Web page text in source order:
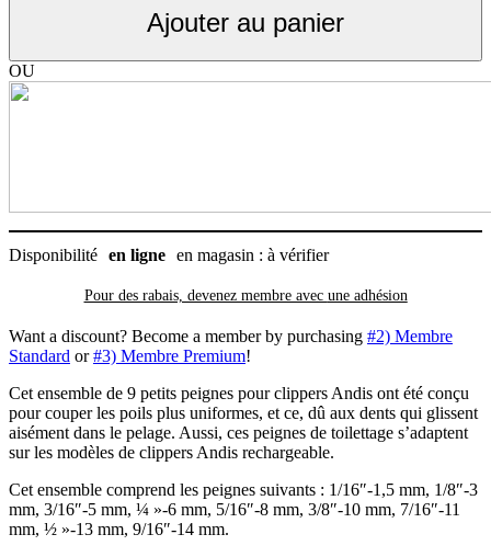
small
1.5
fil
ou
lame
Ajouter au panier
OU
Disponibilité en ligne en magasin : à vérifier
Pour des rabais, devenez membre avec une adhésion
Want a discount? Become a member by purchasing #2) Membre
Standard or#3) Membre Premium!
Cet ensemble de 9 petits peignes pour clippers Andis ont été conçu
pour couper les poils plus uniformes, et ce, dû aux dents qui glissent
aisément dans le pelage. Aussi, ces peignes de toilettage s’adaptent
sur les modèles de clippers Andis rechargeable.
Cet ensemble comprend les peignes suivants : 1/16″-1,5 mm, 1/8″-3
mm, 3/16″-5 mm, ¼ »-6 mm, 5/16″-8 mm, 3/8″-10 mm, 7/16″-11
mm, ½ »-13 mm, 9/16″-14 mm.